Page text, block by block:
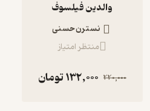
والدین فیلسوف
نسترن حسنی
منتظر امتیاز
220,000
132,000تومان